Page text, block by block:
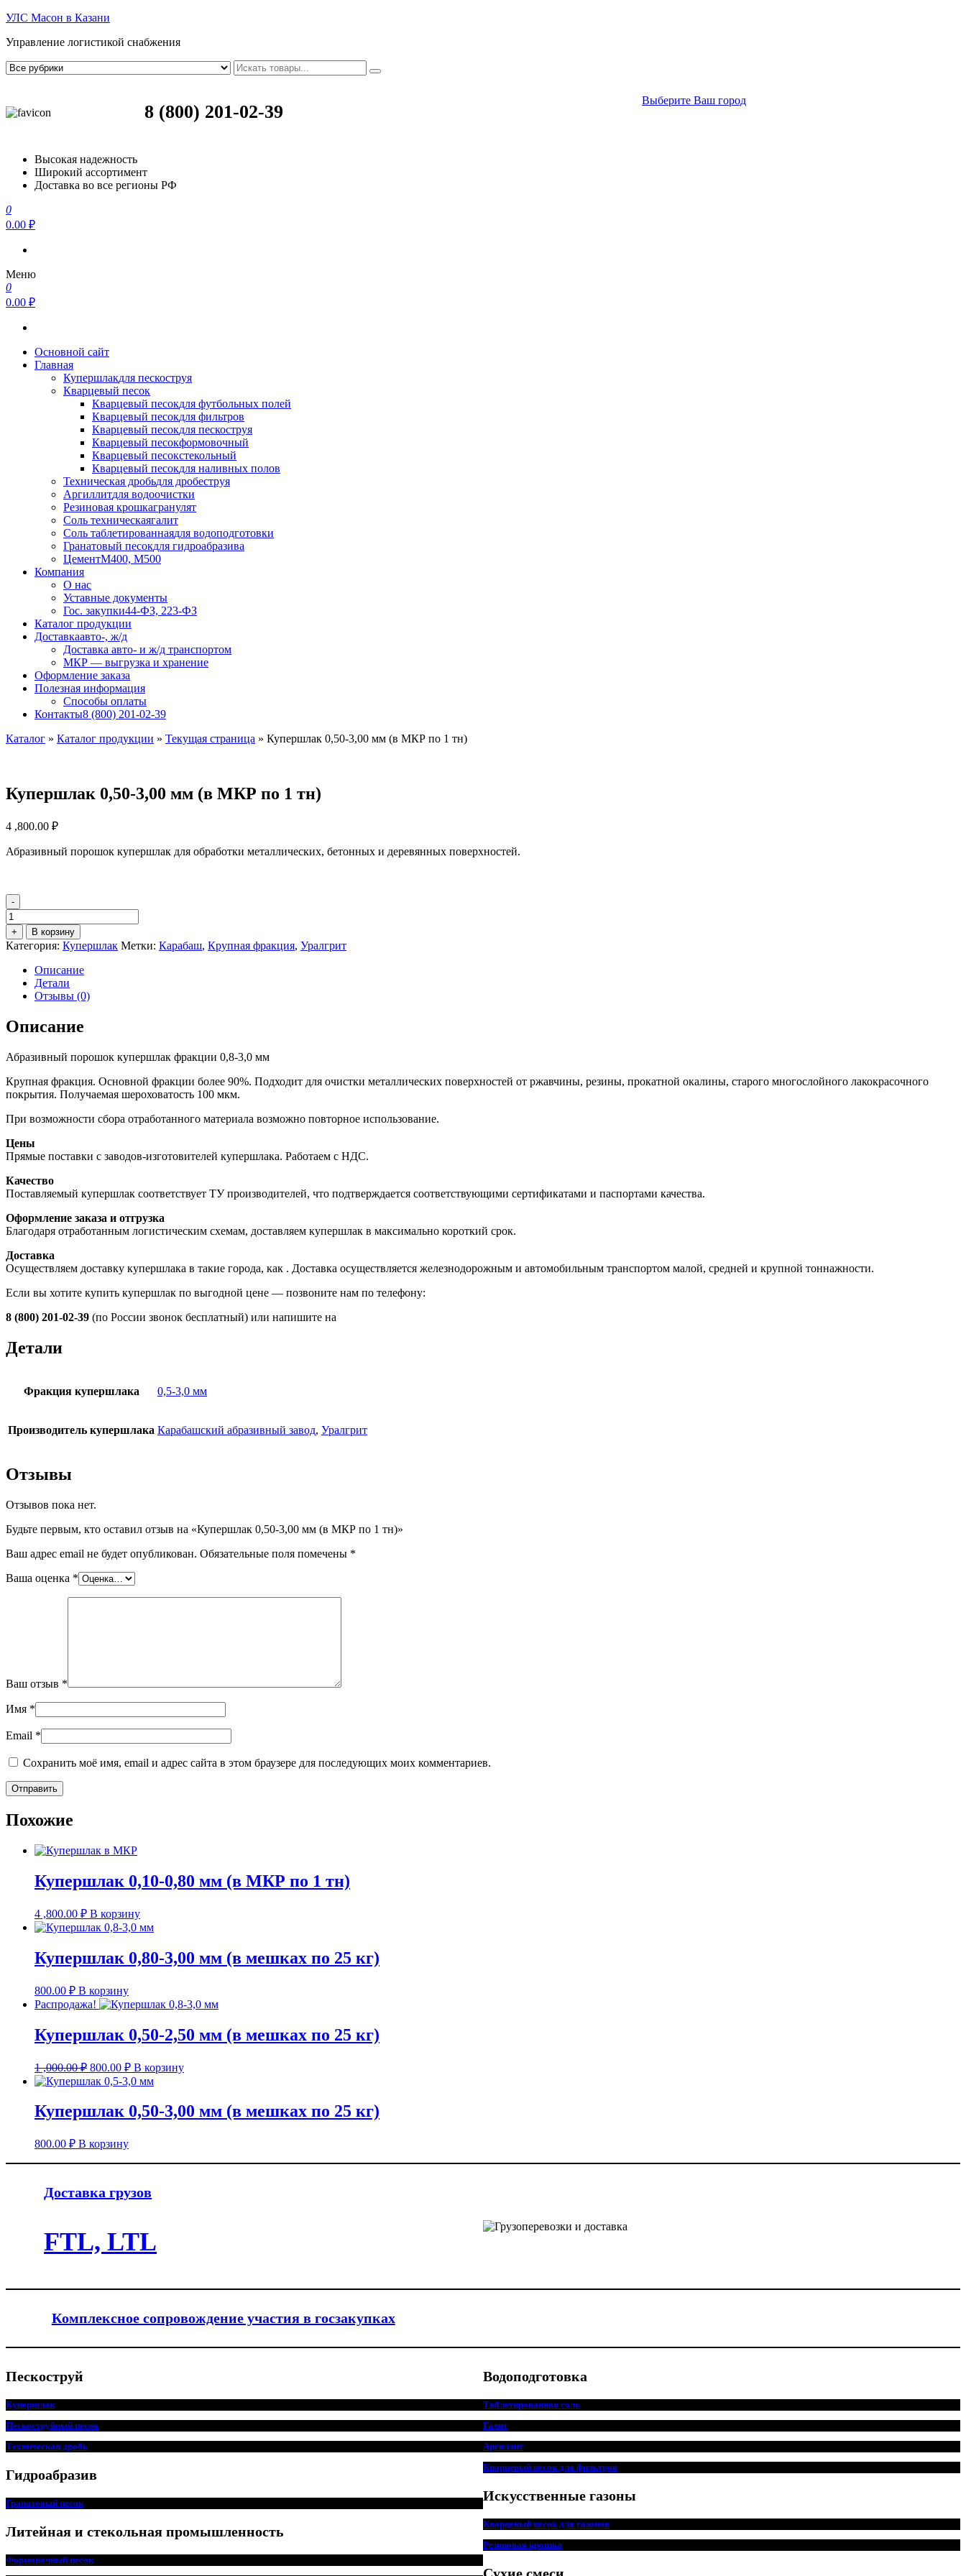
УЛС Масон в Казани
Управление логистикой снабжения
8 (800) 201-02-39
Выберите Ваш город
Высокая надежность
Широкий ассортимент
Доставка во все регионы РФ
0
0.00 ₽
Меню
0
0.00 ₽
Основной сайт
Главная
Купершлакдля пескоструя
Кварцевый песок
Кварцевый песокдля футбольных полей
Кварцевый песокдля фильтров
Кварцевый песокдля пескоструя
Кварцевый песокформовочный
Кварцевый песокстекольный
Кварцевый песокдля наливных полов
Техническая дробьдля дробеструя
Аргиллитдля водоочистки
Резиновая крошкагранулят
Соль техническаягалит
Соль таблетированнаядля водоподготовки
Гранатовый песокдля гидроабразива
ЦементМ400, М500
Компания
О нас
Уставные документы
Гос. закупки44-ФЗ, 223-ФЗ
Каталог продукции
Доставкаавто-, ж/д
Доставка авто- и ж/д транспортом
МКР — выгрузка и хранение
Оформление заказа
Полезная информация
Способы оплаты
Контакты8 (800) 201-02-39
Каталог » Каталог продукции » Текущая страница » Купершлак 0,50-3,00 мм (в МКР по 1 тн)
Купершлак 0,50-3,00 мм (в МКР по 1 тн)
4 ,800.00 ₽
Абразивный порошок купершлак для обработки металлических, бетонных и деревянных поверхностей.
-
Количество
товара
Купершлак
0,50-
3,00
по
1
+ В корзину
Категория: Купершлак Метки: Карабаш, Крупная фракция, Уралгрит
Описание
Детали
Отзывы (0)
Описание
Абразивный порошок купершлак фракции 0,8-3,0 мм
Крупная фракция. Основной фракции более 90%. Подходит для очистки металлических поверхностей от ржавчины, резины, прокатной окалины, старого многослойного лакокрасочного
покрытия. Получаемая шероховатость 100 мкм.
При возможности сбора отработанного материала возможно повторное использование.
Цены
Прямые поставки с заводов-изготовителей купершлака. Работаем с НДС.
Качество
Поставляемый купершлак соответствует ТУ производителей, что подтверждается соответствующими сертификатами и паспортами качества.
Оформление заказа и отгрузка
Благодаря отработанным логистическим схемам, доставляем купершлак в максимально короткий срок.
Доставка
Осуществляем доставку купершлака в такие города, как . Доставка осуществляется железнодорожным и автомобильным транспортом малой, средней и крупной тоннажности.
Если вы хотите купить купершлак по выгодной цене — позвоните нам по телефону:
8 (800) 201-02-39 (по России звонок бесплатный) или напишите на
Детали
Фракция купершлака 0,5-3,0 мм
Производитель купершлака Карабашский абразивный завод, Уралгрит
Отзывы
Отзывов пока нет.
Будьте первым, кто оставил отзыв на «Купершлак 0,50-3,00 мм (в МКР по 1 тн)»
Ваш адрес email не будет опубликован. Обязательные поля помечены *
Ваша оценка *
Ваш отзыв *
Имя *
Email *
Сохранить моё имя, email и адрес сайта в этом браузере для последующих моих комментариев.
Похожие
Купершлак 0,10-0,80 мм (в МКР по 1 тн)
4 ,800.00 ₽ В корзину
Купершлак 0,80-3,00 мм (в мешках по 25 кг)
800.00 ₽ В корзину
Распродажа!
Купершлак 0,50-2,50 мм (в мешках по 25 кг)
1 ,000.00₽ Первоначальная
цена
составляла
,000.00 ₽.
800.00 ₽Текущая
цена:
В корзину
Купершлак 0,50-3,00 мм (в мешках по 25 кг)
800.00 ₽ В корзину
Доставка грузов
FTL, LTL
Комплексное сопровождение участия в госзакупках
Пескоструй
Купершлак
Пескоструйный песок
Техническая дробь
Гидроабразив
Гранатовый песок
Литейная и стекольная промышленность
Формовочный песок
Водоподготовка
Таблетированная соль
Галит
Аргиллит
Кварцевый песок для фильтров
Искусственные газоны
Кварцевый песок для газонов
Резиновая крошка